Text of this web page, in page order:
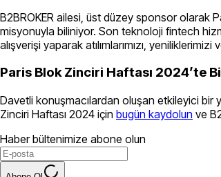
B2BROKER ailesi, üst düzey sponsor olarak
misyonuyla biliniyor. Son teknoloji fintech
alışverişi yaparak atılımlarımızı,
Paris Blok Zinciri Haftası 2024’te
Davetli konuşmacılardan oluşan etkileyici bir
Zinciri Haftası 2024 için bugün kaydolun ve
Haber bültenimize abone olun